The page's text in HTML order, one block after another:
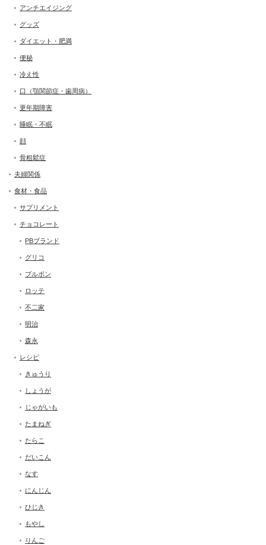
アンチエイジング
グッズ
ダイエット・肥満
便秘
冷え性
口（顎関節症・歯周病）
更年期障害
睡眠・不眠
顔
骨粗鬆症
夫婦関係
食材・食品
サプリメント
チョコレート
PBブランド
グリコ
ブルボン
ロッテ
不二家
明治
森永
レシピ
きゅうり
しょうが
じゃがいも
たまねぎ
たらこ
だいこん
なす
にんじん
ひじき
もやし
りんご